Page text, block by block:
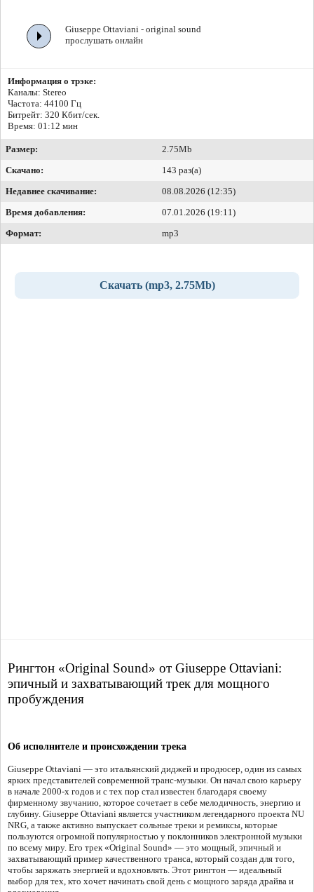
Giuseppe Ottaviani - original sound
прослушать онлайн
Информация о трэке:
Каналы: Stereo
Частота: 44100 Гц
Битрейт: 320 Кбит/сек.
Время: 01:12 мин
Размер:
2.75Mb
Скачано:
143 раз(а)
Недавнее скачивание:
08.08.2026 (12:35)
Время добавления:
07.01.2026 (19:11)
Формат:
mp3
Скачать (mp3, 2.75Mb)
Рингтон «Original Sound» от Giuseppe Ottaviani:
эпичный и захватывающий трек для мощного
пробуждения
Об исполнителе и происхождении трека
Giuseppe Ottaviani — это итальянский диджей и продюсер, один из самых
ярких представителей современной транс-музыки. Он начал свою карьеру
в начале 2000-х годов и с тех пор стал известен благодаря своему
фирменному звучанию, которое сочетает в себе мелодичность, энергию и
глубину. Giuseppe Ottaviani является участником легендарного проекта NU
NRG, а также активно выпускает сольные треки и ремиксы, которые
пользуются огромной популярностью у поклонников электронной музыки
по всему миру. Его трек «Original Sound» — это мощный, эпичный и
захватывающий пример качественного транса, который создан для того,
чтобы заряжать энергией и вдохновлять. Этот рингтон — идеальный
выбор для тех, кто хочет начинать свой день с мощного заряда драйва и